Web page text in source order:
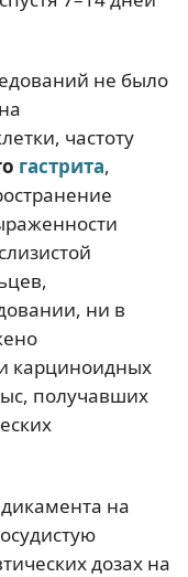
не было
частоту
гастрита,
ни в
карциноидных
получавших
на
дозах на